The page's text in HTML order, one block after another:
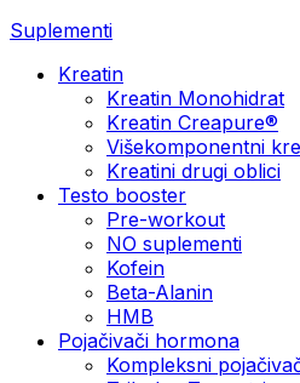
Suplementi
Kreatin
Kreatin Monohidrat
Kreatin Creapure®
Višekomponentni
Kreatini drugi oblici
Testo booster
Pre-workout
NO suplementi
Kofein
Beta-Alanin
HMB
Pojačivači hormona
Kompleksni